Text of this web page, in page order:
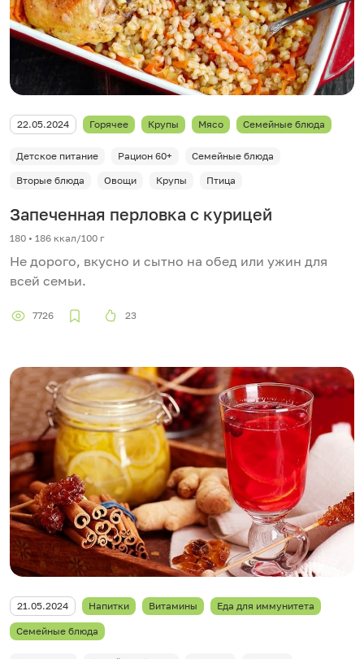
22.05.2024 Горячее Крупы Мясо Семейные блюда
Детское питание Рацион 60+
Семейные блюда
Вторые блюда
Овощи Крупы Птица
Запеченная перловка с курицей
180 • 186 ккал/100 г
Не дорого, вкусно и сытно на обед или ужин для
всей семьи.
7726 23
21.05.2024 Напитки Витамины Еда для иммунитета
Семейные блюда